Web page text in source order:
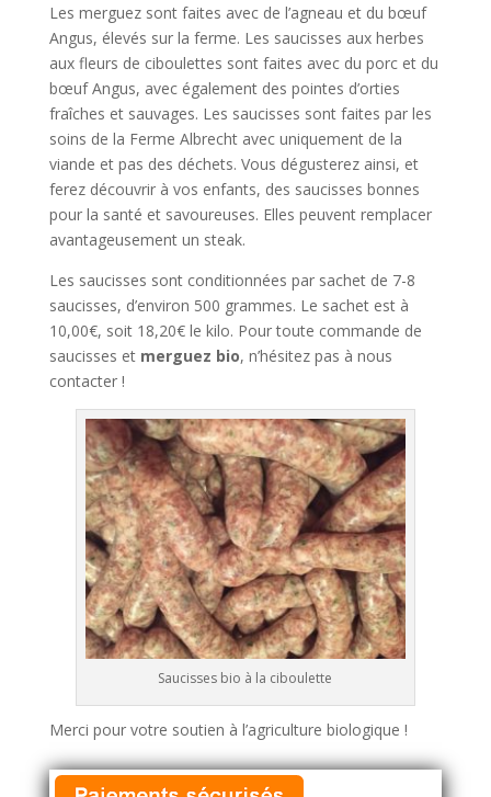
Les merguez sont faites avec de l’agneau et du bœuf
Angus, élevés sur la ferme. Les saucisses aux herbes
aux fleurs de ciboulettes sont faites avec du porc et du
bœuf Angus, avec également des pointes d’orties
fraîches et sauvages. Les saucisses sont faites par les
soins de la Ferme Albrecht avec uniquement de la
viande et pas des déchets. Vous dégusterez ainsi, et
ferez découvrir à vos enfants, des saucisses bonnes
pour la santé et savoureuses. Elles peuvent remplacer
avantageusement un steak.
Les saucisses sont conditionnées par sachet de 7-8
saucisses, d’environ 500 grammes. Le sachet est à
10,00€, soit 18,20€ le kilo. Pour toute commande de
saucisses et merguez bio, n’hésitez pas à nous
contacter !
Saucisses bio à la ciboulette
Merci pour votre soutien à l’agriculture biologique !